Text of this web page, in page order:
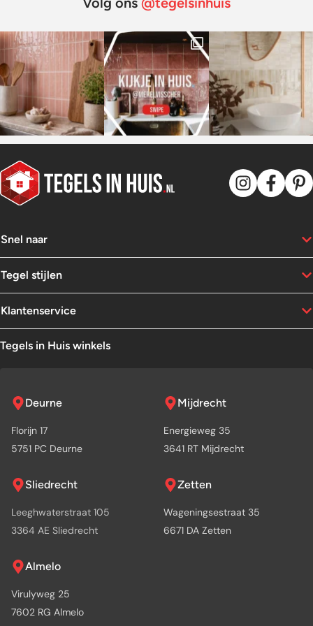
Snel naar
Tegel stijlen
Klantenservice
Tegels in Huis winkels
Deurne
Florijn 17
5751 PC Deurne
Mijdrecht
Energieweg 35
3641 RT Mijdrecht
Sliedrecht
Leeghwaterstraat 105
3364 AE Sliedrecht
Zetten
Wageningsestraat 35
6671 DA Zetten
Almelo
Virulyweg 25
7602 RG Almelo